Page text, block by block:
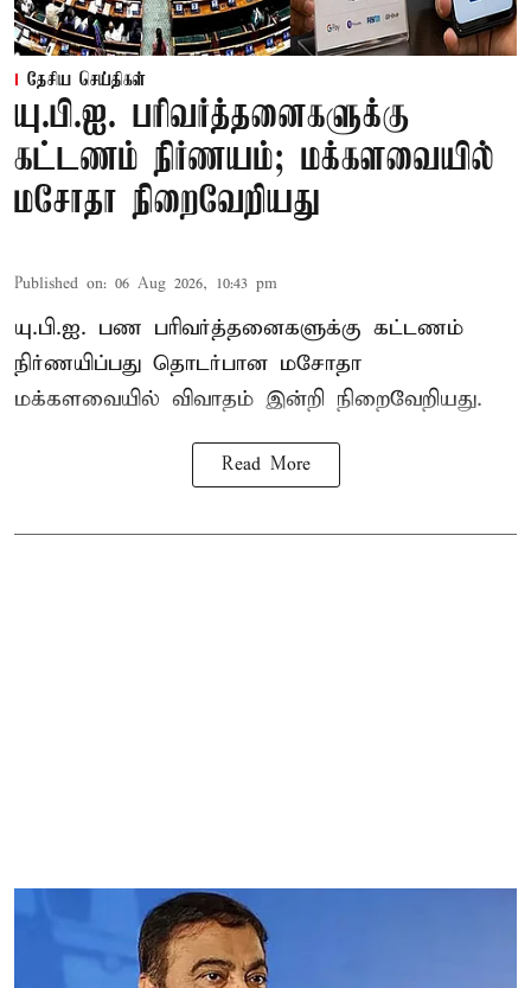
தேசிய செய்திகள்
யு.பி.ஐ. பரிவர்த்தனைகளுக்கு
கட்டணம் நிர்ணயம்; மக்களவையில்
மசோதா நிறைவேறியது
Published on: 06 Aug 2026, 10:43 pm
யு.பி.ஐ. பண பரிவர்த்தனைகளுக்கு கட்டணம்
நிர்ணயிப்பது தொடர்பான மசோதா
மக்களவையில் விவாதம் இன்றி நிறைவேறியது.
Read More